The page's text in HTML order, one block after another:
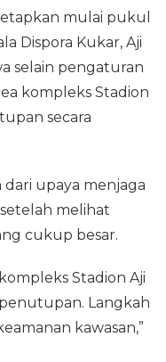
mulai pukul
Dispora Kukar, Aji
selain pengaturan
kompleks Stadion
secara
upaya menjaga
melihat
cukup besar.
Stadion Aji
Langkah
kawasan,”